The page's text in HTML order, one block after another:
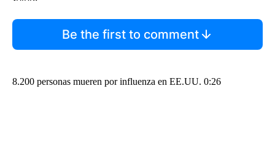
Be the first to comment
8.200 personas mueren por influenza en EE.UU. 0:26